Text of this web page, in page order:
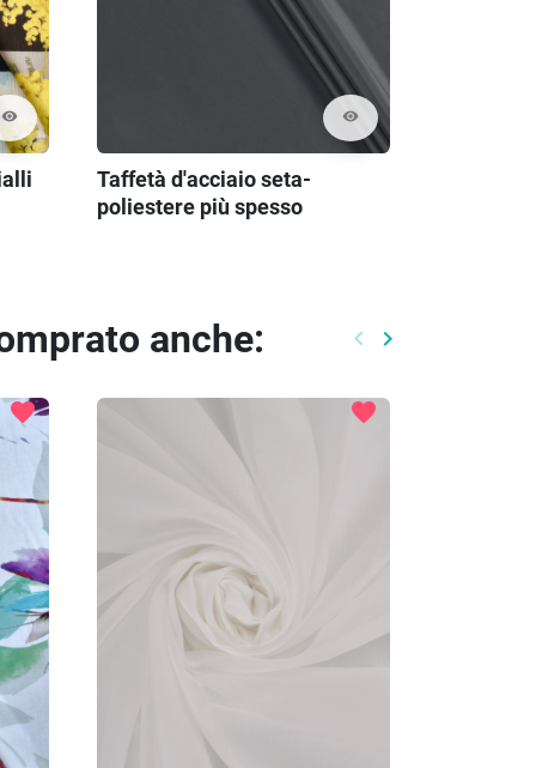
visibility visibility
Taffetà d'acciaio seta-
poliestere più spesso
anche: Precedente
keyboard_arrow_left Prossimo
keyboard_arrow_right
favorite favorite